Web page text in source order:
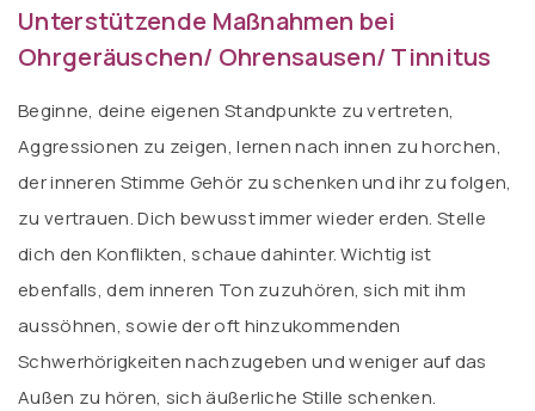
Unterstützende Maßnahmen bei
Ohrgeräuschen/ Ohrensausen/ Tinnitus
Beginne, deine eigenen Standpunkte zu vertreten,
Aggressionen zu zeigen, lernen nach innen zu horchen,
der inneren Stimme Gehör zu schenken und ihr zu folgen,
zu vertrauen. Dich bewusst immer wieder erden. Stelle
dich den Konflikten, schaue dahinter. Wichtig ist
ebenfalls, dem inneren Ton zuzuhören, sich mit ihm
aussöhnen, sowie der oft hinzukommenden
Schwerhörigkeiten nachzugeben und weniger auf das
Außen zu hören, sich äußerliche Stille schenken.